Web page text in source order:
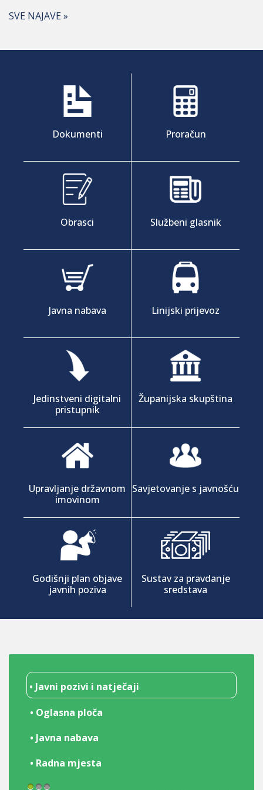
SVE NAJAVE »
Dokumenti Proračun
Obrasci Službeni glasnik
Javna nabava Linijski prijevoz
Jedinstveni digitalni
pristupnik
Županijska skupština
Upravljanje državnom
imovinom
Savjetovanje s javnošću
Godišnji plan objave
javnih poziva
Sustav za pravdanje
sredstava
• Javni pozivi i natječaji
• Oglasna ploča
• Javna nabava
• Radna mjesta